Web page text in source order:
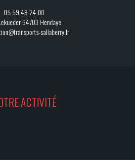
05 59 48 24 00
64703 Hendaye
sallaberry.fr
ACTIVITÉ